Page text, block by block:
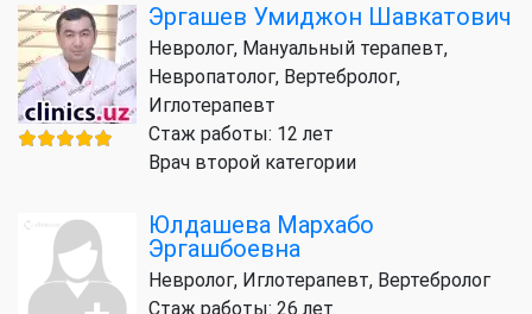
Эргашев Умиджон Шавкатович
Невролог, Мануальный терапевт,
Невропатолог, Вертебролог,
Иглотерапевт
Стаж работы: 12 лет
Врач второй категории
Юлдашева Мархабо
Эргашбоевна
Невролог, Иглотерапевт, Вертебролог
Стаж работы: 26 лет